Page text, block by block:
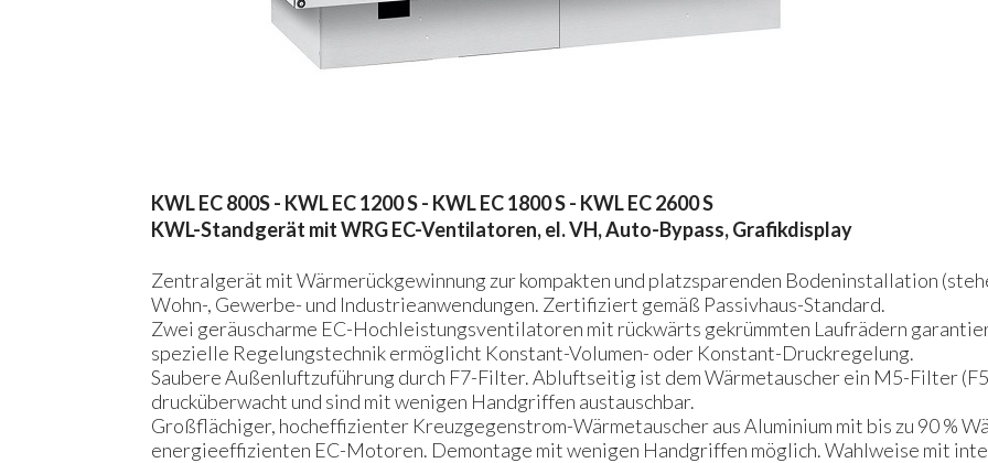
KWL EC 800S - KWL EC 1200 S - KWL EC 1800 S - KWL EC 2600 S
KWL-Standgerät mit WRG EC-Ventilatoren, el. VH, Auto-Bypass, Grafikdisplay
Zentralgerät mit Wärmerückgewinnung zur kompakten und platzsparenden Bodeninstallation
Wohn-, Gewerbe- und Industrieanwendungen. Zertifiziert gemäß Passivhaus-Standard.
Zwei geräuscharme EC-Hochleistungsventilatoren mit rückwärts gekrümmten Laufrädern
spezielle Regelungstechnik ermöglicht Konstant-Volumen- oder Konstant-Druckregelung.
Saubere Außenluftzuführung durch F7-Filter. Abluftseitig ist dem Wärmetauscher ein M5-Filter
drucküberwacht und sind mit wenigen Handgriffen austauschbar.
Großflächiger, hocheffizienter Kreuzgegenstrom-Wärmetauscher aus Aluminium mit bis zu 90 %
energieeffizienten EC-Motoren. Demontage mit wenigen Handgriffen möglich. Wahlweise mit